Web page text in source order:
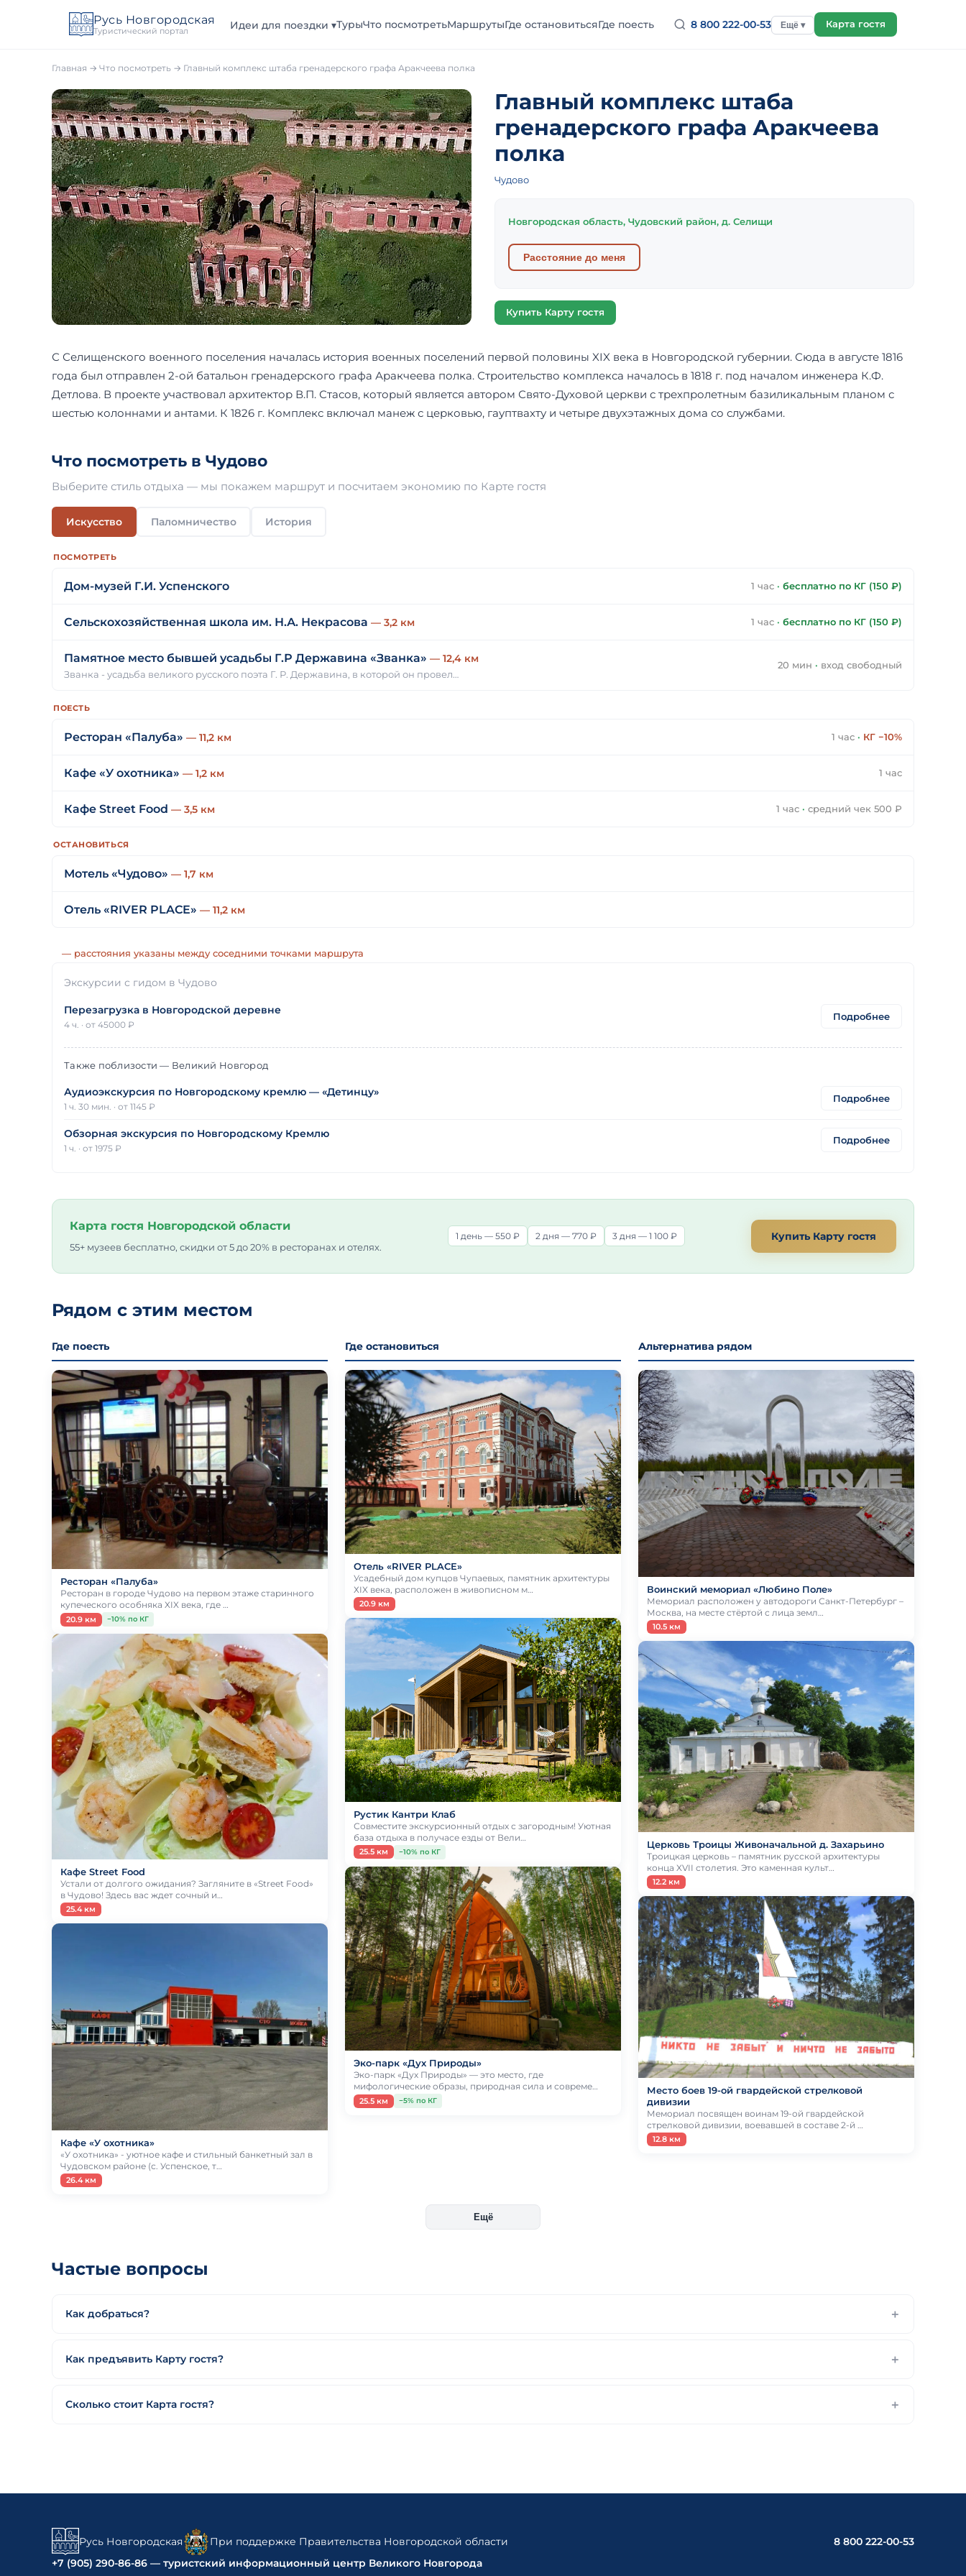
Русь Новгородская
Туристический портал
Идеи для поездки ▾ТурыЧто посмотретьМаршрутыГде остановитьсяГде поесть 8 800 222-00-53 Ещё ▾ Карта гостя
Главная → Что посмотреть → Главный комплекс штаба гренадерского графа Аракчеева полка
Главный комплекс штаба
гренадерского графа Аракчеева
полка
Чудово
Новгородская область, Чудовский район, д. Селищи
Расстояние до меня
Купить Карту гостя
С Селищенского военного поселения началась история военных поселений первой половины XIX века в Новгородской губернии. Сюда в августе 1816
года был отправлен 2-ой батальон гренадерского графа Аракчеева полка. Строительство комплекса началось в 1818 г. под началом инженера К.Ф.
Детлова. В проекте участвовал архитектор В.П. Стасов, который является автором Свято-Духовой церкви с трехпролетным базиликальным планом с
шестью колоннами и антами. К 1826 г. Комплекс включал манеж с церковью, гауптвахту и четыре двухэтажных дома со службами.
Что посмотреть в Чудово
Выберите стиль отдыха — мы покажем маршрут и посчитаем экономию по Карте гостя
Искусство Паломничество История
ПОСМОТРЕТЬ
Дом-музей Г.И. Успенского 1 час · бесплатно по КГ (150 ₽)
Сельскохозяйственная школа им. Н.А. Некрасова — 3,2 км 1 час · бесплатно по КГ (150 ₽)
Памятное место бывшей усадьбы Г.Р Державина «Званка» — 12,4 км
Званка - усадьба великого русского поэта Г. Р. Державина, в которой он провел…
20 мин · вход свободный
ПОЕСТЬ
Ресторан «Палуба» — 11,2 км 1 час · КГ −10%
Кафе «У охотника» — 1,2 км 1 час
Кафе Street Food — 3,5 км 1 час · средний чек 500 ₽
ОСТАНОВИТЬСЯ
Мотель «Чудово» — 1,7 км
Отель «RIVER PLACE» — 11,2 км
— расстояния указаны между соседними точками маршрута
Экскурсии с гидом в Чудово
Перезагрузка в Новгородской деревне
4 ч. · от 45000 ₽
Подробнее
Также поблизости — Великий Новгород
Аудиоэкскурсия по Новгородскому кремлю — «Детинцу»
1 ч. 30 мин. · от 1145 ₽
Подробнее
Обзорная экскурсия по Новгородскому Кремлю
1 ч. · от 1975 ₽
Подробнее
Карта гостя Новгородской области
55+ музеев бесплатно, скидки от 5 до 20% в ресторанах и отелях.
1 день — 550 ₽ 2 дня — 770 ₽ 3 дня — 1 100 ₽ Купить Карту гостя
Рядом с этим местом
Где поесть
Ресторан «Палуба»
Ресторан в городе Чудово на первом этаже старинного
купеческого особняка XIX века, где …
20.9 км −10% по КГ
Кафе Street Food
Устали от долгого ожидания? Загляните в «Street Food»
в Чудово! Здесь вас ждет сочный и…
25.4 км
Кафе «У охотника»
«У охотника» - уютное кафе и стильный банкетный зал в
Чудовском районе (с. Успенское, т…
26.4 км
Где остановиться
Отель «RIVER PLACE»
Усадебный дом купцов Чупаевых, памятник архитектуры
ХIX века, расположен в живописном м…
20.9 км
Рустик Кантри Клаб
Совместите экскурсионный отдых с загородным! Уютная
база отдыха в получасе езды от Вели…
25.5 км −10% по КГ
Эко-парк «Дух Природы»
Эко-парк «Дух Природы» — это место, где
мифологические образы, природная сила и совреме…
25.5 км −5% по КГ
Альтернатива рядом
Воинский мемориал «Любино Поле»
Мемориал расположен у автодороги Санкт-Петербург –
Москва, на месте стёртой с лица земл…
10.5 км
Церковь Троицы Живоначальной д. Захарьино
Троицкая церковь – памятник русской архитектуры
конца XVII столетия. Это каменная культ…
12.2 км
Место боев 19-ой гвардейской стрелковой
дивизии
Мемориал посвящен воинам 19-ой гвардейской
стрелковой дивизии, воевавшей в составе 2-й …
12.8 км
Ещё
Частые вопросы
Как добраться?
Как предъявить Карту гостя?
Сколько стоит Карта гостя?
Русь Новгородская При поддержке Правительства Новгородской области
8 800 222-00-53
+7 (905) 290-86-86 — туристский информационный центр Великого Новгорода